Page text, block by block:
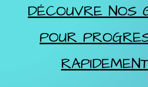
DÉCOUVRE NOS
POUR